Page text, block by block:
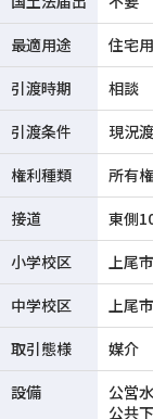
最適用途
住宅
引渡時期
相談
引渡条件
現況
権利種類
所有権
接道
東側
小学校区
上尾
中学校区
上尾
取引態様
媒介
設備
公営
公共